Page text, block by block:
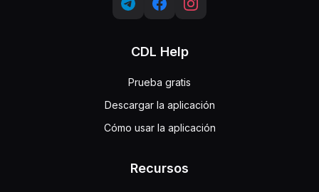
CDL Help
Prueba gratis
Descargar la aplicación
Cómo usar la aplicación
Recursos